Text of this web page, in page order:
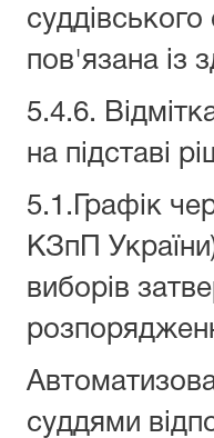
пов'язана із
5.4.6.
на підставі
5.1.Графік
КЗпП
виборів
суддями